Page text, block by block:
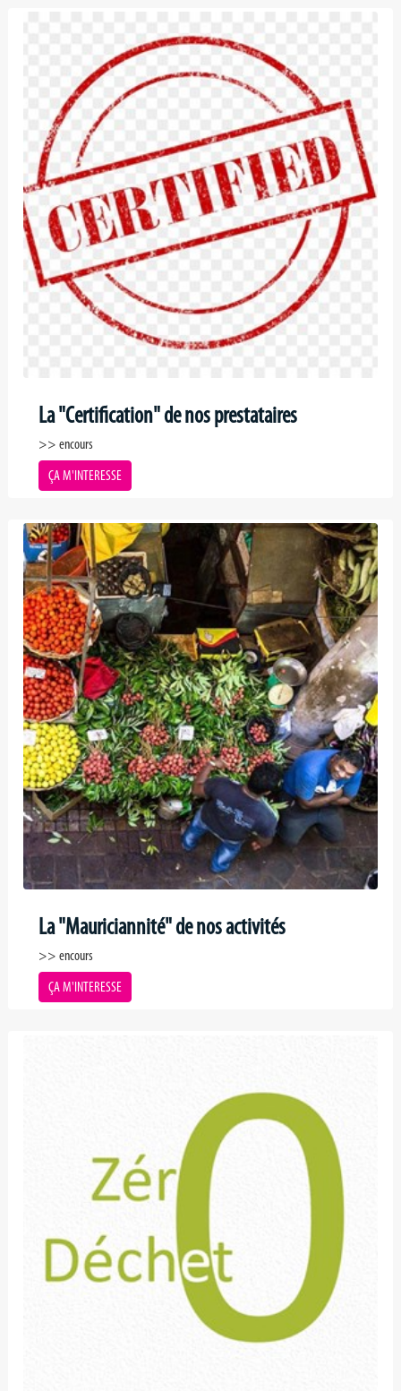
La "Certification" de nos prestataires
>> encours
ÇA M'INTERESSE
La "Mauriciannité" de nos activités
>> encours
ÇA M'INTERESSE